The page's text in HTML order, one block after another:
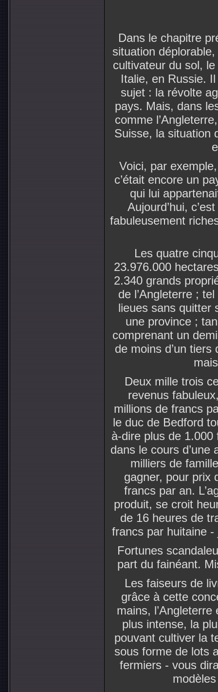
Dans le chapitre
situation
cultivateur du sol,
Italie, en Russie.
sujet : la révolte
pays. Mais, dans
comme
Suisse, la situation
Voici, par
c’était encore un
qui lui
Aujourd’hui,
fabuleusement
Les quatre
23.976.000
2.340 grands
de l’Angleterre ;
lieues sans quitter
une province ;
comprenant un
de moins d’un tiers
Deux mille trois
revenus
millions de francs
le duc de Bedford
à-dire plus de 1.000
dans le cours
milliers de
gagner, pour prix
francs par an.
produit, se croit
de 16 heures de
francs par huitaine
Fortunes
part du fainéant.
Les faiseurs de
grâce à cette
mains,
plus intense, la
pouvant cultiver la
sous forme de lots
fermiers - vous